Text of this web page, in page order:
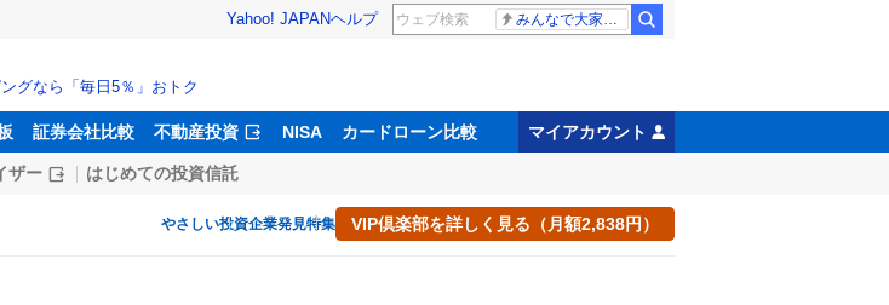
Yahoo! JAPANヘルプ みんなで大家さん 2881億円
グなら「毎日5％」おトク
証券会社比較 不動産投資 NISA カードローン比較 マイアカウント
ザー はじめての投資信託
やさしい投資企業発見特集 VIP倶楽部を詳しく見る（月額2,838円）